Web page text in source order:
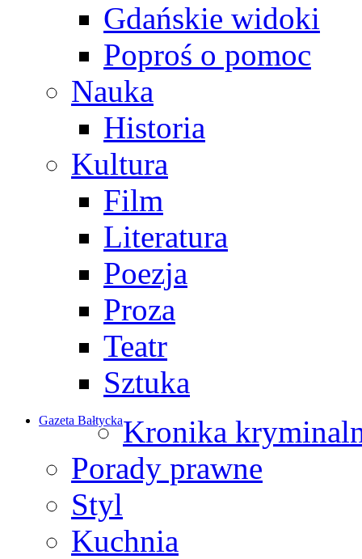
Gdańskie widoki
Poproś o pomoc
Nauka
Historia
Kultura
Film
Literatura
Poezja
Proza
Teatr
Sztuka
Gazeta BałtyckaKronika
Porady prawne
Styl
Kuchnia